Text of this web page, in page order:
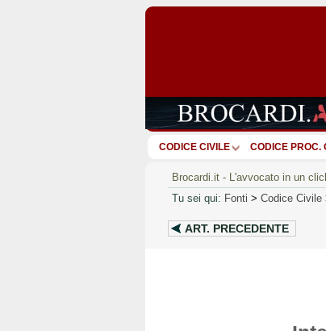
CODICE CIVILE CODICE PROC.
Brocardi.it - L'avvocato in un
Tu sei qui: Fonti > Codice Civile
ART. PRECEDENTE